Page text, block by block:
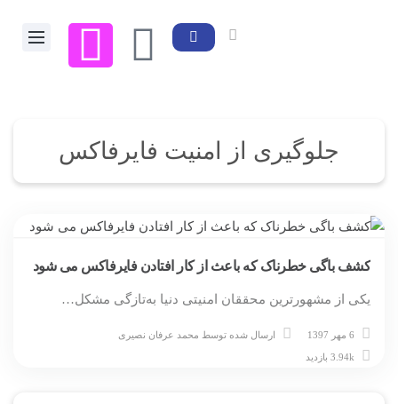
جلوگیری از امنیت فایرفاکس
کشف باگی خطرناک که باعث از کار افتادن فایرفاکس می شود
یکی از مشهورترین محققان امنیتی دنیا به‌تازگی مشکل…
6 مهر 1397 ارسال شده توسط محمد عرفان نصیری